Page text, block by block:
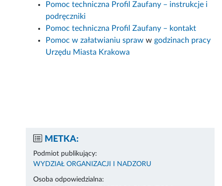
Pomoc techniczna Profil Zaufany – instrukcje i
podręczniki
Pomoc techniczna Profil Zaufany – kontakt
Pomoc w załatwianiu spraw w godzinach pracy
Urzędu Miasta Krakowa
METKA:
Podmiot publikujący:
WYDZIAŁ ORGANIZACJI I NADZORU
Osoba odpowiedzialna: